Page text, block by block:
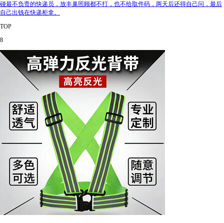
碰最不负责的快递员，放丰巢照顾都不打，也不给取件码，两天后还得自己问，最后
自己出钱在快递柜拿。
TOP
8